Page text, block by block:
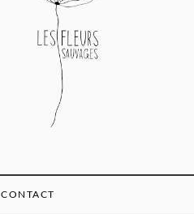
CONTACT